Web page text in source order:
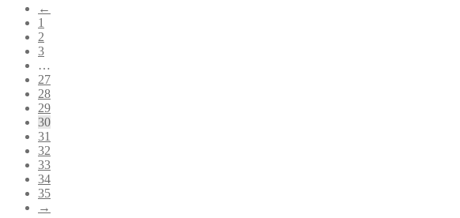
←
1
2
3
…
27
28
29
30
31
32
33
34
35
→